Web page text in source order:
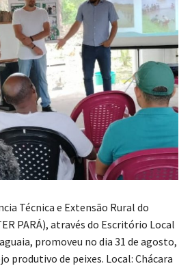
Técnica e Extensão Rural do
PARÁ), através do Escritório Local
promoveu no dia 31 de agosto,
produtivo de peixes. Local: Chácara